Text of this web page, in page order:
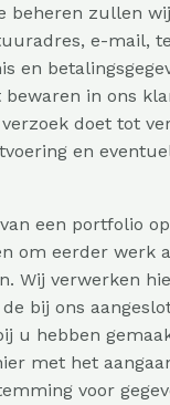
beheren zullen
e-mail,
en
in ons
doet tot
en
een portfolio
om eerder werk
Wij verwerken
bij ons
u hebben
met het
voor